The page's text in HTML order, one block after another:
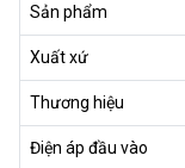
Sản phẩm
Xuất xứ
Thương hiệu
Điện áp đầu vào